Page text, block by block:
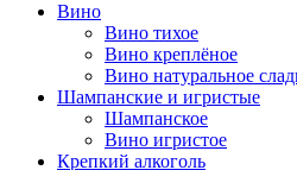
Вино
Вино тихое
Вино креплёное
Вино натуральное
Шампанские и игристые
Шампанское
Вино игристое
Крепкий алкоголь